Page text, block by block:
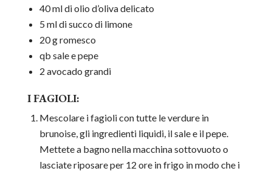
40 ml di olio d’oliva delicato
5 ml di succo di limone
20 g romesco
qb sale e pepe
2 avocado grandi
I FAGIOLI:
Mescolare i fagioli con tutte le verdure in
brunoise, gli ingredienti liquidi, il sale e il pepe.
Mettete a bagno nella macchina sottovuoto o
lasciate riposare per 12 ore in frigo in modo che i